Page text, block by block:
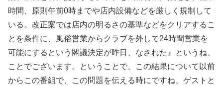
時間、原則午前0時までや店内設備などを厳しく規制して
いる。改正案では店内の明るさの基準などをクリアするこ
とを条件に、風俗営業からクラブを外して24時間営業を
可能にするという閣議決定が昨日、なされた』というね、
ことでございます。ということで、この結果について以前
からこの番組で、この問題を伝える時にですね、ゲストと